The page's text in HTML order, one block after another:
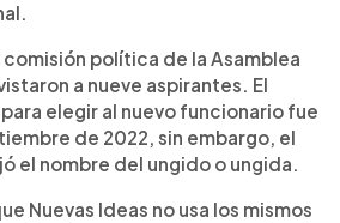
política de la Asamblea
a nueve aspirantes. El
elegir al nuevo funcionario fue
de 2022, sin embargo, el
el nombre del ungido o ungida.
Nuevas Ideas no usa los mismos